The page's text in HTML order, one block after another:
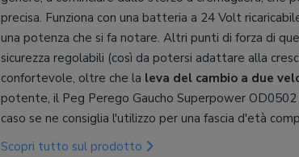
precisa. Funziona con una batteria a 24 Volt
una potenza che si fa notare. Altri punti di forza di
sicurezza regolabili (così da potersi adattare alla
confortevole, oltre che la leva del cambio a due
potente, il Peg Perego Gaucho Superpower
caso se ne consiglia l'utilizzo per una fascia d'età
Scopri tutto sul prodotto